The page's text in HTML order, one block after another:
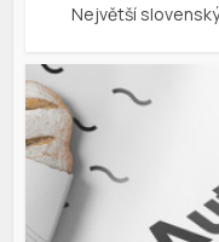
Největší